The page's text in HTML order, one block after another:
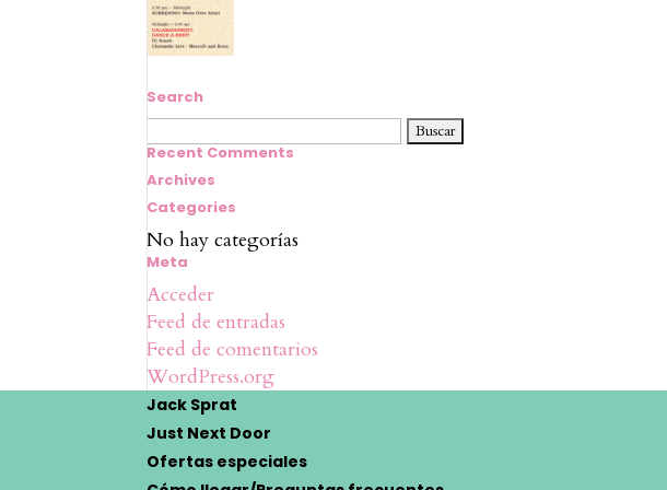
Search
Buscar:
Recent Comments
Archives
Categories
No hay categorías
Meta
Acceder
Feed de entradas
Feed de comentarios
WordPress.org
Jack Sprat
Just Next Door
Ofertas especiales